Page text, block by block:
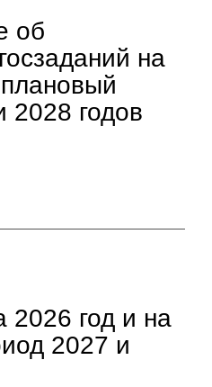
об
на
2028 годов
2026 год и на
2027 и